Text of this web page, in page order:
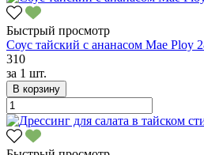
Быстрый просмотр
Соус тайский с ананасом Mae Ploy
310
за 1 шт.
В корзину